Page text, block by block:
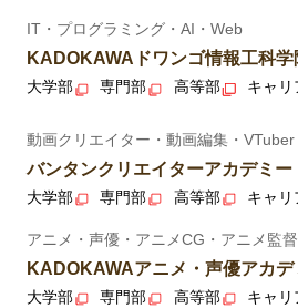
IT・プログラミング・AI・Web
KADOKAWAドワンゴ情報工科学
大学部 専門部 高等部 キャリ
動画クリエイター・動画編集・
バンタンクリエイターアカデミー
大学部 専門部 高等部 キャリ
アニメ・声優・アニメCG・アニメ監督
KADOKAWAアニメ・声優アカデ
大学部 専門部 高等部 キャリ